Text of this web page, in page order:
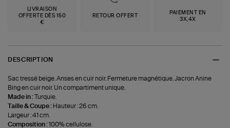
LIVRAISON
OFFERTE DÈS 150
€
RETOUR OFFERT
PAIEMENT EN
3X,4X
DESCRIPTION
Sac tressé beige. Anses en cuir noir. Fermeture magnétique. Jacron Anine
Bing en cuir noir. Un compartiment unique.
Made in :Turquie.
Taille & Coupe : Hauteur : 26 cm.
Largeur : 41 cm.
Composition :100% cellulose.